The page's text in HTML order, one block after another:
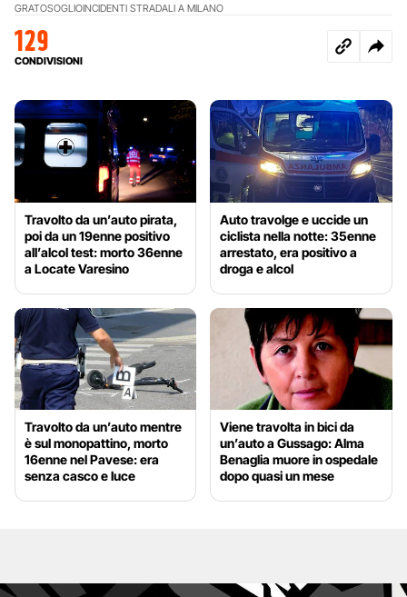
GRATOSOGLIOINCIDENTI STRADALI A MILANO
129
CONDIVISIONI
Travolto da un’auto pirata,
poi da un 19enne positivo
all’alcol test: morto 36enne
a Locate Varesino
Auto travolge e uccide un
ciclista nella notte: 35enne
arrestato, era positivo a
droga e alcol
Travolto da un’auto mentre
è sul monopattino, morto
16enne nel Pavese: era
senza casco e luce
Viene travolta in bici da
un’auto a Gussago: Alma
Benaglia muore in ospedale
dopo quasi un mese